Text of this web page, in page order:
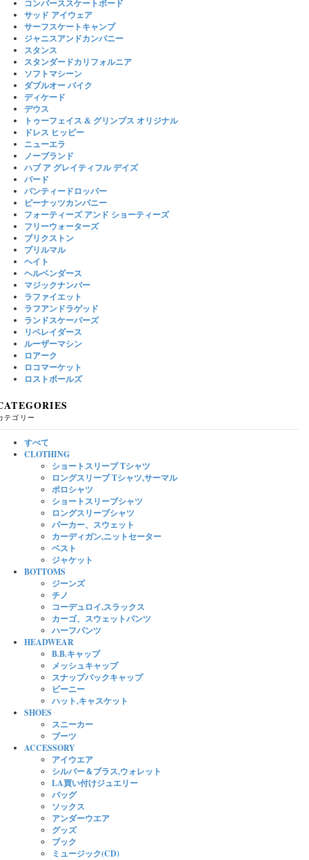
コンバーススケートボード
サッド アイウェア
サーフスケートキャンプ
ジャニスアンドカンパニー
スタンス
スタンダードカリフォルニア
ソフトマシーン
ダブルオー バイク
ディケード
デウス
トゥーフェイス & グリンプス オリジナル
ドレス ヒッピー
ニューエラ
ノーブランド
ハブ ア グレイティフル デイズ
バード
パンティードロッパー
ピーナッツカンパニー
フォーティーズ アンド ショーティーズ
フリーウォーターズ
ブリクストン
プリルマル
ヘイト
ヘルベンダース
マジックナンバー
ラファイエット
ラフアンドラゲッド
ランドスケーパーズ
リベレイダース
ルーザーマシン
ロアーク
ロコマーケット
ロストボールズ
テゴリー
すべて
CLOTHING
ショートスリーブ Tシャツ
ロングスリーブ Tシャツ,サーマル
ポロシャツ
ショートスリーブシャツ
ロングスリーブシャツ
パーカー、スウェット
カーディガン,ニットセーター
ベスト
ジャケット
BOTTOMS
ジーンズ
チノ
コーデュロイ,スラックス
カーゴ、スウェットパンツ
ハーフパンツ
HEADWEAR
B.B.キャップ
メッシュキャップ
スナップバックキャップ
ビーニー
ハット,キャスケット
SHOES
スニーカー
ブーツ
ACCESSORY
アイウエア
シルバー＆ブラス,ウォレット
LA買い付けジュエリー
バッグ
ソックス
アンダーウエア
グッズ
ブック
ミュージック(CD)